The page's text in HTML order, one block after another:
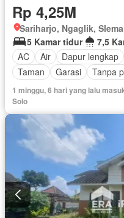
Rp 4,25M
Sariharjo, Ngaglik,
5 Kamar tidur
7,5
AC
Air Dapur lengkap
Taman
Garasi Tanpa
1 minggu, 6 hari yang lalu
Solo